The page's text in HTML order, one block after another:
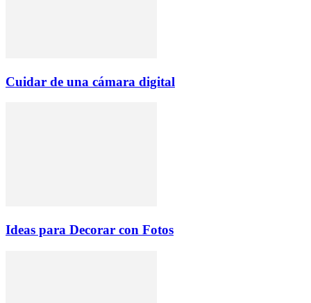
Cuidar de una cámara digital
Ideas para Decorar con Fotos